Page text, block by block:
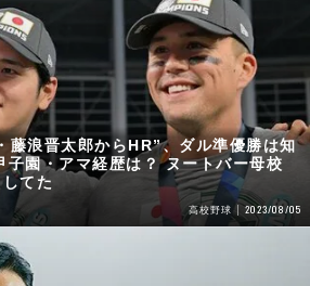
藤浪晋太郎からHR”、ダル準優勝は知
園・アマ経歴は？ ヌートバー母校
てた
高校野球 2023/08/05